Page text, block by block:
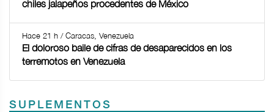
chiles jalapeños procedentes de México
Hace 21 h / Caracas, Venezuela
El doloroso baile de cifras de desaparecidos en los
terremotos en Venezuela
SUPLEMENTOS